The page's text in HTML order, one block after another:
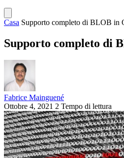
Casa Supporto completo di BLOB in
Supporto completo di
Fabrice Mainguené
Ottobre 4, 2021 2 Tempo di lettura